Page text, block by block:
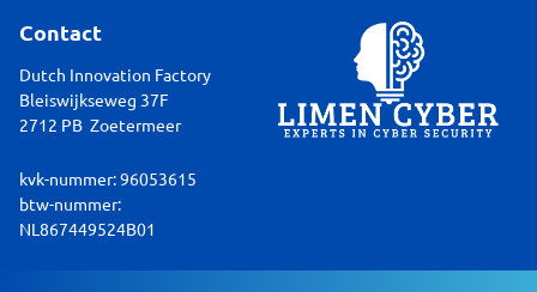
Contact
Dutch Innovation Factory
Bleiswijkseweg 37F
2712 PB Zoetermeer
kvk-nummer: 96053615
btw-nummer:
NL867449524B01